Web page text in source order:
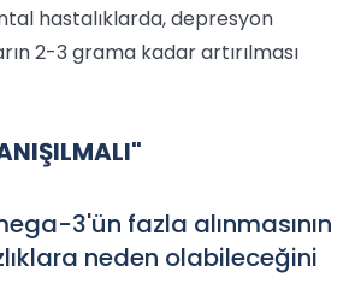
hastalıklarda, depresyon
2-3 grama kadar artırılması
3'ün fazla alınmasının
neden olabileceğini